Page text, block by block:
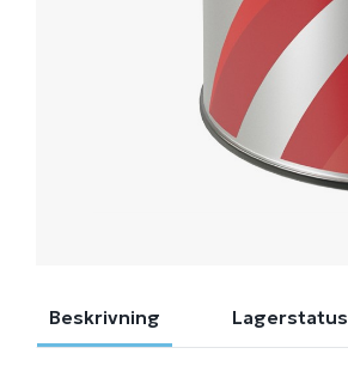
Beskrivning Lagerstatus